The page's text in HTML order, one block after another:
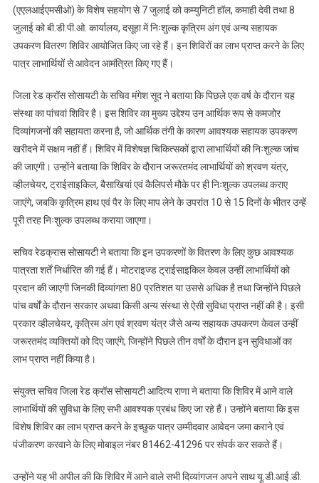
से
7
और
को
कृत्रिम
अंग
एवं
सहायक
उपकरण
वितरण
शिविर
(एएलआईएमसीओ) के विशेष सहयोग से 7 जुलाई को कम्युनिटी हॉल, कमाही देवी तथा 8
जुलाई को बी.डी.पी.ओ. कार्यालय, दसूहा में निःशुल्क कृत्रिम अंग एवं अन्य सहायक
उपकरण वितरण शिविर आयोजित किए जा रहे हैं। इन शिविरों का लाभ प्राप्त करने के लिए
पात्र लाभार्थियों से आवेदन आमंत्रित किए गए हैं।
जिला रेड क्रॉस सोसायटी के सचिव मंगेश सूद ने बताया कि पिछले एक वर्ष के दौरान यह
संस्था का पांचवां शिविर है। इस शिविर का मुख्य उद्देश्य उन आर्थिक रूप से कमजोर
दिव्यांगजनों की सहायता करना है, जो आर्थिक तंगी के कारण आवश्यक सहायक उपकरण
खरीदने में सक्षम नहीं हैं। शिविर में विशेषज्ञ चिकित्सकों द्वारा लाभार्थियों की निःशुल्क जांच
की जाएगी। उन्होंने बताया कि शिविर के दौरान जरूरतमंद लाभार्थियों को श्रवण यंत्र,
व्हीलचेयर, ट्राईसाइकिल, बैसाखियां एवं कैलिपर्स मौके पर ही निःशुल्क उपलब्ध कराए
जाएंगे, जबकि कृत्रिम हाथ एवं पैर के लिए माप लेने के उपरांत 10 से 15 दिनों के भीतर उन्हें
पूरी तरह निःशुल्क उपलब्ध कराया जाएगा।
सचिव रेडक्रास सोसायटी ने बताया कि इन उपकरणों के वितरण के लिए कुछ आवश्यक
पात्रता शर्तें निर्धारित की गई हैं। मोटराइज्ड ट्राईसाइकिल केवल उन्हीं लाभार्थियों को
प्रदान की जाएगी जिनकी दिव्यांगता 80 प्रतिशत या उससे अधिक है तथा जिन्होंने पिछले
पांच वर्षों के दौरान सरकार अथवा किसी अन्य संस्था से ऐसी सुविधा प्राप्त नहीं की है। इसी
प्रकार व्हीलचेयर, कृत्रिम अंग एवं श्रवण यंत्र जैसे अन्य सहायक उपकरण केवल उन्हीं
जरूरतमंद व्यक्तियों को दिए जाएंगे, जिन्होंने पिछले तीन वर्षों के दौरान इन सुविधाओं का
लाभ प्राप्त नहीं किया है।
संयुक्त सचिव जिला रेड क्रॉस सोसायटी आदित्य राणा ने बताया कि शिविर में आने वाले
लाभार्थियों की सुविधा के लिए सभी आवश्यक प्रबंध किए जा रहे हैं। उन्होंने बताया कि इस
विशेष शिविर का लाभ प्राप्त करने के इच्छुक पात्र उम्मीदवार आवेदन जमा कराने एवं
पंजीकरण करवाने के लिए मोबाइल नंबर 81462-41296 पर संपर्क कर सकते हैं।
उन्होंने यह भी अपील की कि शिविर में आने वाले सभी दिव्यांगजन अपने साथ यू.डी.आई.डी.